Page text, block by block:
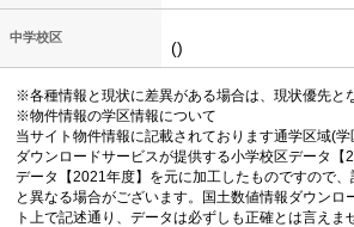
中学校区
()
※各種情報と現状に差異がある場合は、現状優先と
※物件情報の学区情報について
当サイト物件情報に記載されております通学区域(
ダウンロードサービスが提供する小学校区データ【
データ【2021年度】を元に加工したものですので
と異なる場合がございます。国土数値情報ダウンロ
ト上で記述通り、データは必ずしも正確とは言えま